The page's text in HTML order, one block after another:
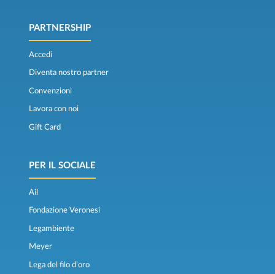
PARTNERSHIP
Accedi
Diventa nostro partner
Convenzioni
Lavora con noi
Gift Card
PER IL SOCIALE
Ail
Fondazione Veronesi
Legambiente
Meyer
Lega del filo d’oro